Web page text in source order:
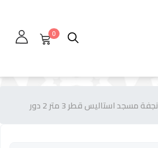
0
نجفة مسجد استاليس قطر 3 متر 2 دور